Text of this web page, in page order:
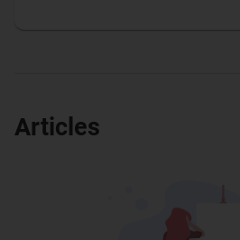
Articles